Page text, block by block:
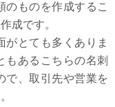
のものを作成するこ
成です。
がとても多くありま
もあるこちらの名刺
で、取引先や営業を